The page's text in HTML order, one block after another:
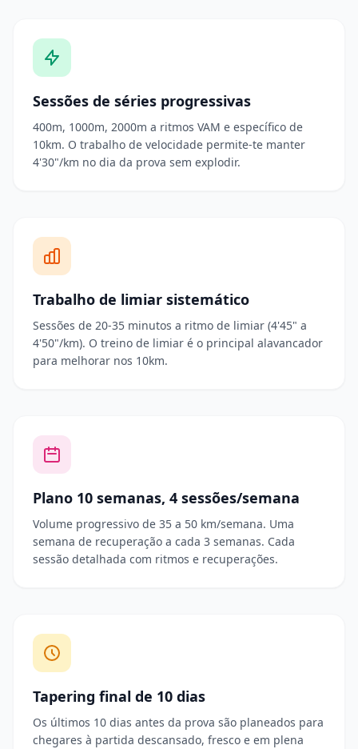
Sessões de séries progressivas
400m, 1000m, 2000m a ritmos VAM e específico de
10km. O trabalho de velocidade permite-te manter
4'30"/km no dia da prova sem explodir.
Trabalho de limiar sistemático
Sessões de 20-35 minutos a ritmo de limiar (4'45" a
4'50"/km). O treino de limiar é o principal alavancador
para melhorar nos 10km.
Plano 10 semanas, 4 sessões/semana
Volume progressivo de 35 a 50 km/semana. Uma
semana de recuperação a cada 3 semanas. Cada
sessão detalhada com ritmos e recuperações.
Tapering final de 10 dias
Os últimos 10 dias antes da prova são planeados para
chegares à partida descansado, fresco e em plena